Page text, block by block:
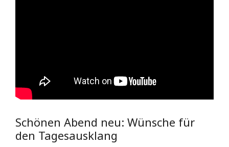
Schönen Abend neu: Wünsche für
den Tagesausklang